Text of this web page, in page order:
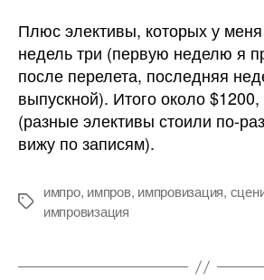
Плюс элективы, которых у
недель три (первую неделю я
после перелета, последняя
выпускной). Итого около
(разные элективы стоили по-
вижу по записям).
Метки
импро, импров, импровизация,
импровизация